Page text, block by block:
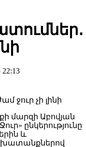
մարզի Աբովյան
ընկերությունը
և